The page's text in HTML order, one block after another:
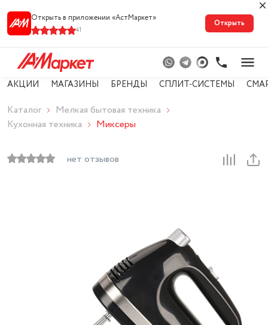
Открыть в приложении «АстМарке‪т‬»
41
Открыть
АКЦИИ МАГАЗИНЫ БРЕНДЫ СПЛИТ-СИСТЕМЫ
Каталог
Мелкая бытовая техника
Кухонная техника
Миксеры
нет отзывов